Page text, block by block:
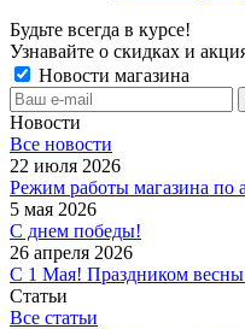
Будьте всегда в курсе!
Узнавайте о скидках и
Новости магазина
Новости
Все новости
22 июля 2026
Режим работы магазина по
5 мая 2026
С днем победы!
26 апреля 2026
С 1 Мая! Праздником весны
Статьи
Все статьи